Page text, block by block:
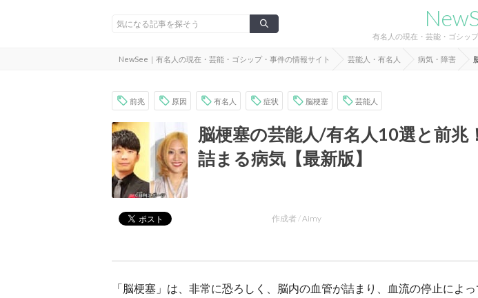
有名人の現在・芸能・ゴシッ
NewSee｜有名人の現在・芸能・ゴシップ・事件の情報サイト 芸能人・有名人 病気・障害
前兆 原因 有名人 症状 脳梗塞 芸能人
脳梗塞の芸能人/有名人10選と前兆
詰まる病気【最新版】
作成者 /Aimy
「脳梗塞」は、非常に恐ろしく、脳内の血管が詰まり、血流の停止によ